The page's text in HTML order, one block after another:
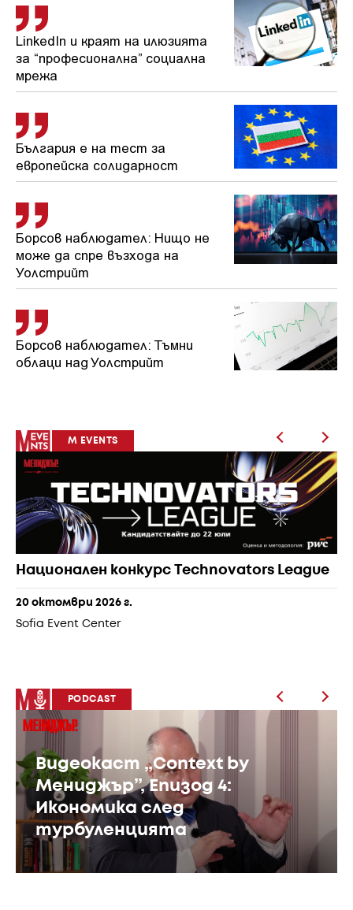
LinkedIn и краят на илюзията
за “професионална” социална
мрежа
България е на тест за
европейска солидарност
Борсов наблюдател: Нищо не
може да спре възхода на
Уолстрийт
Борсов наблюдател: Тъмни
облаци над Уолстрийт
M EVENTS
Национален конкурс Technovators League
20 октомври 2026 г.
Sofia Event Center
PODCAST
Видеокаст „Context by
Мениджър”, Епизод 3: AI
като бизнес стратегия